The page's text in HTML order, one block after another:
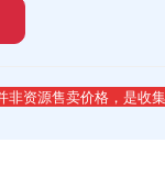
非资源售卖价格，是收